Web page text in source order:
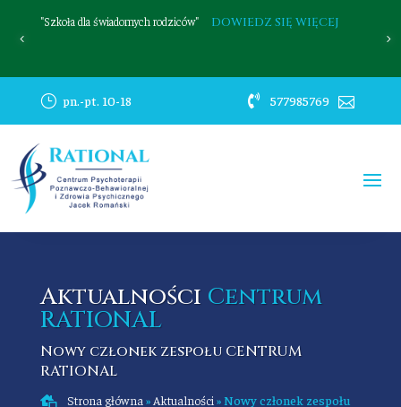
"Szkoła dla świadomych rodziców" DOWIEDZ SIĘ WIĘCEJ
} pn.-pt. 10-18  577985769 
Aktualności Centrum
RATIONAL
Nowy członek zespołu CENTRUM
RATIONAL
 Strona główna » Aktualności » Nowy członek zespołu